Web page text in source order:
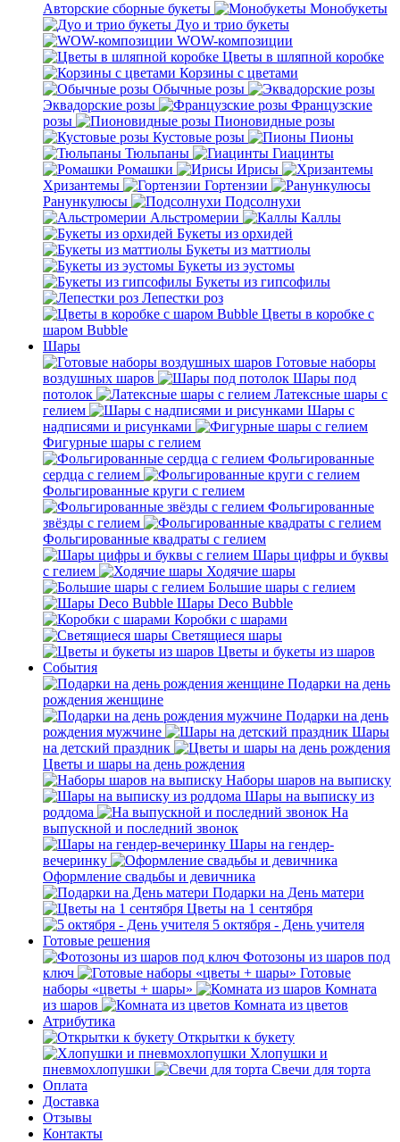
Авторские сборные букеты
Монобукеты
Дуо и трио букеты
WOW-композиции
Цветы в шляпной коробке
Корзины с цветами
Обычные розы
Эквадорские розы
Французские
розы
Пионовидные розы
Кустовые розы
Пионы
Тюльпаны
Гиацинты
Ромашки
Ирисы
Хризантемы
Гортензии
Ранункулюсы
Подсолнухи
Альстромерии
Каллы
Букеты из орхидей
Букеты из маттиолы
Букеты из эустомы
Букеты из гипсофилы
Лепестки роз
Цветы в коробке с
шаром Bubble
Шары
Готовые наборы
воздушных шаров
Шары под
потолок
Латексные шары с
гелием
Шары с
надписями и рисунками
Фигурные шары с гелием
Фольгированные
сердца с гелием
Фольгированные круги с гелием
Фольгированные
звёзды с гелием
Фольгированные квадраты с гелием
Шары цифры и буквы
с гелием
Ходячие шары
Большие шары с гелием
Шары Deco Bubble
Коробки с шарами
Светящиеся шары
Цветы и букеты из шаров
События
Подарки на день
рождения женщине
Подарки на день
рождения мужчине
Шары
на детский праздник
Цветы и шары на день рождения
Наборы шаров на выписку
Шары на выписку из
роддома
На
выпускной и последний звонок
Шары на гендер-
вечеринку
Оформление свадьбы и девичника
Подарки на День матери
Цветы на 1 сентября
5 октября - День учителя
Готовые решения
Фотозоны из шаров под
ключ
Готовые
наборы «цветы + шары»
Комната
из шаров
Комната из цветов
Атрибутика
Открытки к букету
Хлопушки и
пневмохлопушки
Свечи для торта
Оплата
Доставка
Отзывы
Контакты